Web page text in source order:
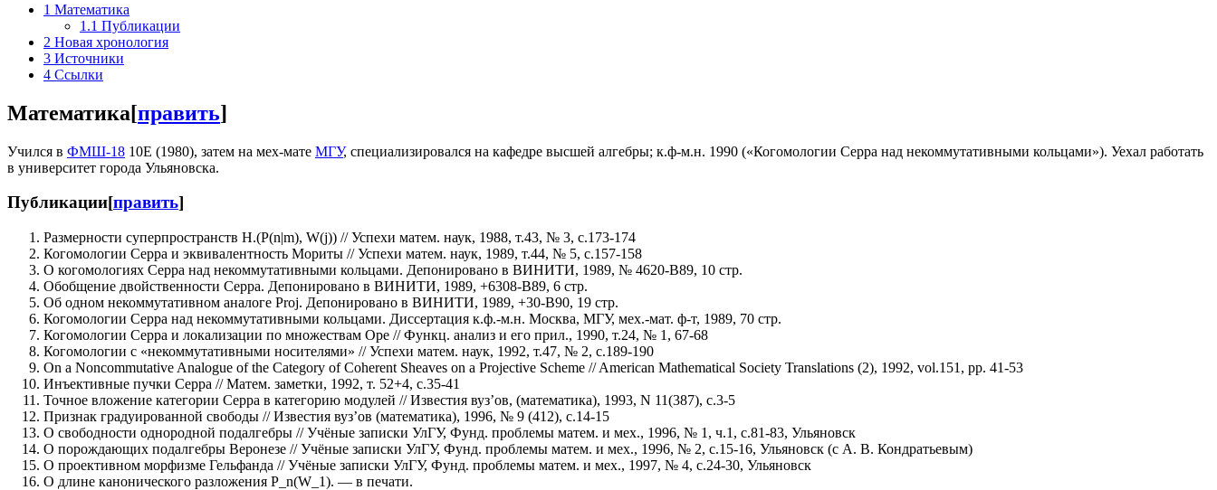
1 Математика
1.1 Публикации
2 Новая хронология
3 Источники
4 Ссылки
Математика[править]
Учился в ФМШ-18 10Е (1980), затем на мех-мате МГУ, специализировался на кафедре высшей алгебры; к.ф-м.н. 1990 («Когомологии Серра над некоммутативными кольцами»). Уехал работать
в университет города Ульяновска.
Публикации[править]
Размерности суперпространств H.(P(n|m), W(j)) // Успехи матем. наук, 1988, т.43, № 3, с.173-174
Когомологии Серра и эквивалентность Мориты // Успехи матем. наук, 1989, т.44, № 5, с.157-158
О когомологиях Серра над некоммутативными кольцами. Депонировано в ВИНИТИ, 1989, № 4620-В89, 10 стр.
Обобщение двойственности Серра. Депонировано в ВИНИТИ, 1989, +6308-В89, 6 стр.
Об одном некоммутативном аналоге Proj. Депонировано в ВИНИТИ, 1989, +30-В90, 19 стр.
Когомологии Серра над некоммутативными кольцами. Диссертация к.ф.-м.н. Москва, МГУ, мех.-мат. ф-т, 1989, 70 стр.
Когомологии Серра и локализации по множествам Оре // Функц. анализ и его прил., 1990, т.24, № 1, 67-68
Когомологии с «некоммутативными носителями» // Успехи матем. наук, 1992, т.47, № 2, с.189-190
On a Noncommutative Analogue of the Category of Coherent Sheaves on a Projective Scheme // American Mathematical Society Translations (2), 1992, vol.151, pp. 41-53
Инъективные пучки Серра // Матем. заметки, 1992, т. 52+4, с.35-41
Точное вложение категории Серра в категорию модулей // Известия вуз’ов, (математика), 1993, N 11(387), с.3-5
Признак градуированной свободы // Известия вуз’ов (математика), 1996, № 9 (412), с.14-15
О свободности однородной подалгебры // Учёные записки УлГУ, Фунд. проблемы матем. и мех., 1996, № 1, ч.1, с.81-83, Ульяновск
О порождающих подалгебры Веронезе // Учёные записки УлГУ, Фунд. проблемы матем. и мех., 1996, № 2, с.15-16, Ульяновск (с А. В. Кондратьевым)
О проективном морфизме Гельфанда // Учёные записки УлГУ, Фунд. проблемы матем. и мех., 1997, № 4, с.24-30, Ульяновск
О длине канонического разложения P_n(W_1). — в печати.